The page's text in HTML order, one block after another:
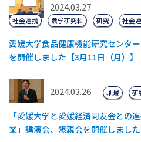
2024.03.27
愛媛大学食品健康機能研究センタ
を開催しました【3月11日（月）】
社会連携 農学研究科 研究 社会
2024.03.26
「愛媛大学と愛媛経済同友会との
業」講演会、懇親会を開催しました
地域 研